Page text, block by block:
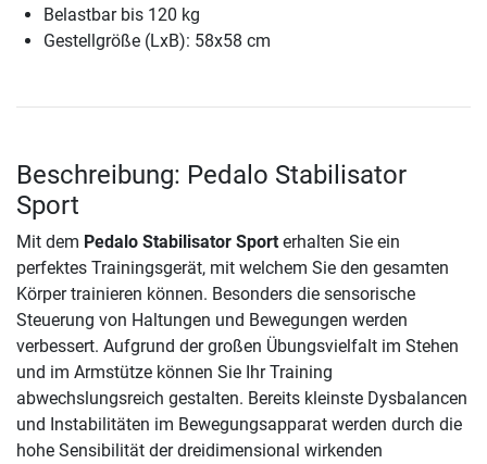
Belastbar bis 120 kg
Gestellgröße (LxB): 58x58 cm
Beschreibung: Pedalo Stabilisator
Sport
Mit dem Pedalo Stabilisator Sport erhalten Sie ein
perfektes Trainingsgerät, mit welchem Sie den gesamten
Körper trainieren können. Besonders die sensorische
Steuerung von Haltungen und Bewegungen werden
verbessert. Aufgrund der großen Übungsvielfalt im Stehen
und im Armstütze können Sie Ihr Training
abwechslungsreich gestalten. Bereits kleinste Dysbalancen
und Instabilitäten im Bewegungsapparat werden durch die
hohe Sensibilität der dreidimensional wirkenden